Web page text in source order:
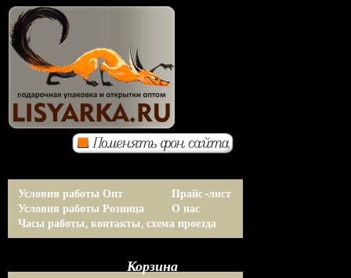
Условия работы Опт
Условия работы Розница
Прайс-лист
О нас
Часы работы, контакты, схема проезда
Корзина